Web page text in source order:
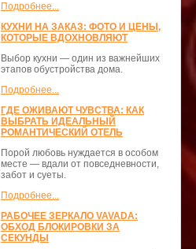
Подробнее...
КУХНИ НА ЗАКАЗ: ФОТО И ЦЕНЫ,
КОТОРЫЕ ВДОХНОВЛЯЮТ
Выбор кухни — один из важнейших
этапов обустройства дома.
Подробнее...
ГДЕ ОЖИВАЮТ ЧУВСТВА: КАК
ВЫБРАТЬ ИДЕАЛЬНЫЙ
РОМАНТИЧЕСКИЙ ОТЕЛЬ
Порой любовь нуждается в особом
месте — вдали от повседневности,
забот и суеты.
Подробнее...
РАБОЧЕЕ ЗЕРКАЛО VAVADA:
ОБХОД БЛОКИРОВКИ ЗА
СЕКУНДЫ